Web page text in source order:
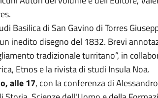
Basilica di San Gavino di Torres
inedito disegno del 1832. Brevi
tradizionale turritano”, in
Etnos e la rivista di studi Insula Noa.
alle 17, con la conferenza di